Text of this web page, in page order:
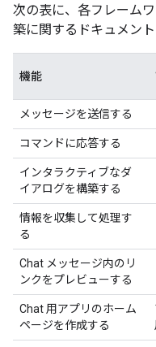
次の表に、各フレーム
築に関するドキュメント
機能
メッセージを送信する
コマンドに応答する
インタラクティブなダ
イアログを構築する
情報を収集して処理す
る
Chat メッセージ内のリ
ンクをプレビューする
Chat 用アプリのホーム
ページを作成する